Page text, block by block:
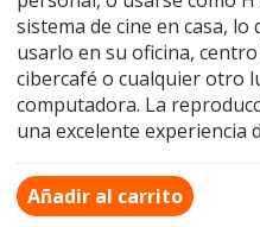
sistema de cine en casa,
usarlo en su oficina,
cibercafé o cualquier otro
computadora. La
una excelente experiencia
Añadir al carrito